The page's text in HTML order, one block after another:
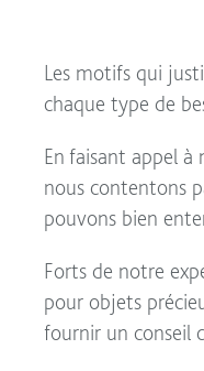
Les motifs qui
chaque type de
En faisant appel
nous contentons
pouvons bien
Forts de notre
pour objets
fournir un conseil